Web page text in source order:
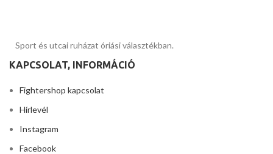
Sport és utcai ruházat óriási választékban.
KAPCSOLAT, INFORMÁCIÓ
Fightershop kapcsolat
Hírlevél
Instagram
Facebook